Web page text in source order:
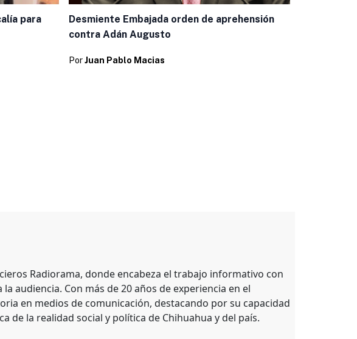
para
Desmiente Embajada orden de aprehensión
contra Adán Augusto
PorJuan Pablo Macias
Radiorama, donde encabeza el trabajo informativo con
audiencia. Con más de 20 años de experiencia en el
en medios de comunicación, destacando por su capacidad
de la realidad social y política de Chihuahua y del país.